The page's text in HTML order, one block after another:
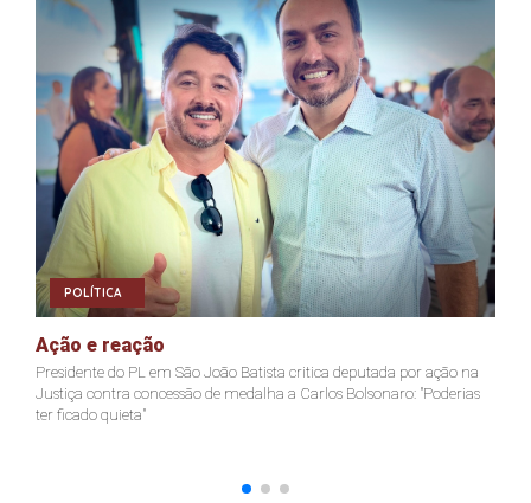
POLÍTICA
Ação e reação
Presidente do PL em São João Batista critica deputada por ação na
Justiça contra concessão de medalha a Carlos Bolsonaro: "Poderias
ter ficado quieta"